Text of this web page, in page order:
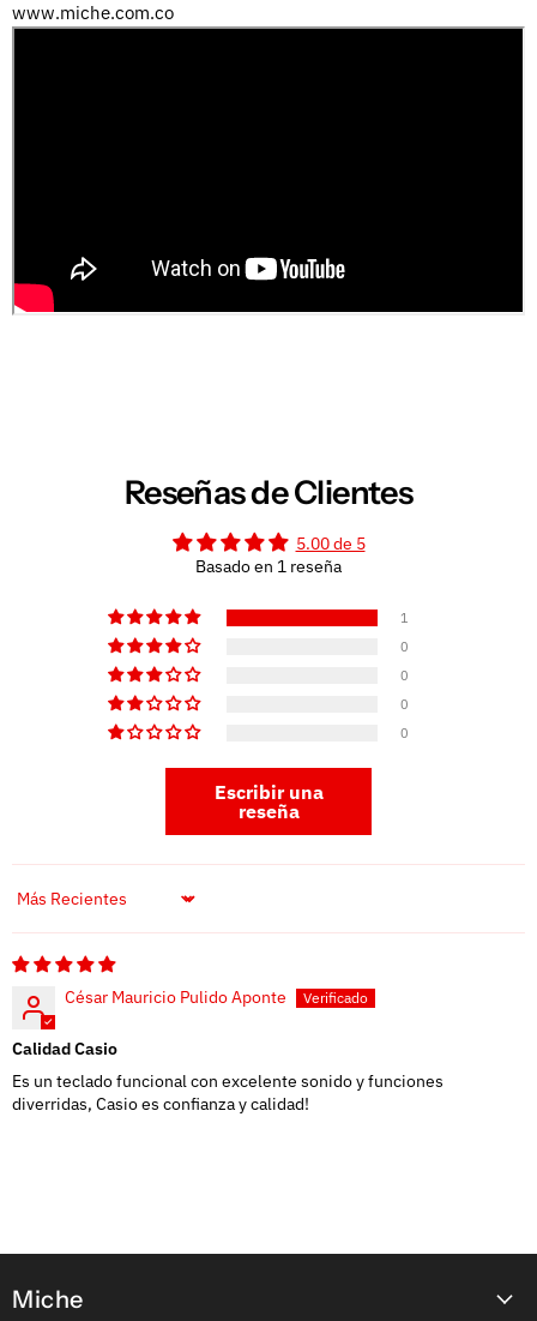
www.miche.com.co
Reseñas de Clientes
5.00 de 5
Basado en 1 reseña
1
0
0
0
0
Escribir una
reseña
Sort by
César Mauricio Pulido Aponte
Calidad Casio
Es un teclado funcional con excelente sonido y funciones
diverridas, Casio es confianza y calidad!
Miche